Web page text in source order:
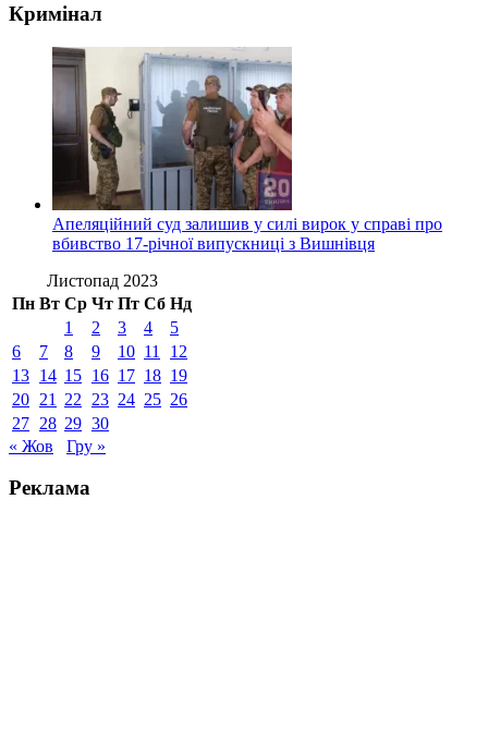
Кримінал
Апеляційний суд залишив у силі вирок у справі про
вбивство 17-річної випускниці з Вишнівця
Листопад 2023
Пн Вт Ср Чт Пт Сб Нд
1
2 3 4
5
6
7 8 9 10 11
12
13 14 15 16 17 18 19
20 21 22 23 24 25 26
27 28 29 30
« Жов
Гру »
Реклама